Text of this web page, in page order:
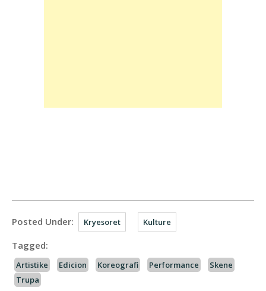
Posted Under: Kryesoret Kulture
Tagged:
Artistike Edicion Koreografi Performance
Skene
Trupa